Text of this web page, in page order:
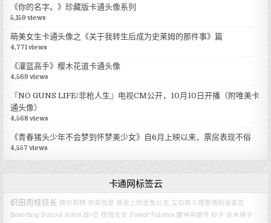
《你的名字。》珍藏版卡通头像系列
5,159 views
萌美女生卡通头像之《关于我转生后成为史莱姆的那件事》篇
4,771 views
《灌篮高手》樱木花道卡通头像
4,569 views
『NO GUNS LIFE/非枪人生』电视CM公开，10月10日开播（附唯美卡
通头像）
4,568 views
《青春猪头少年不会梦到怀梦美少女》自6月上映以来，票房表现不俗
4,557 views
卡通网标签云
织田肉桂信长 薇尔莉特·伊芙加登 悬崖上的金鱼公主 宝石商人理查德的谜鉴定
Boarding School Juliet 战×恋 租借女友 Pastel*Palettes 魔神英雄传 妙子 赤木晴子